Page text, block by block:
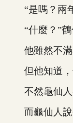
“是嗎？兩年
“什麼？”鶴
他雖然不滿
但他知道，
不然龜仙人
而龜仙人說